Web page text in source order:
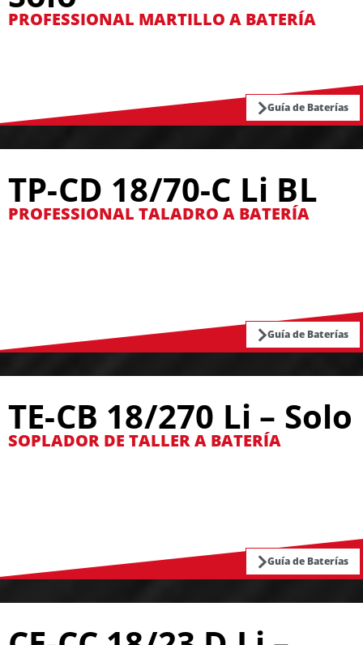
PROFESSIONAL MARTILLO A BATERÍA
Guía de Baterías
TP-CD 18/70-C Li BL
PROFESSIONAL TALADRO A BATERÍA
Guía de Baterías
TE-CB 18/270 Li – Solo
SOPLADOR DE TALLER A BATERÍA
Guía de Baterías